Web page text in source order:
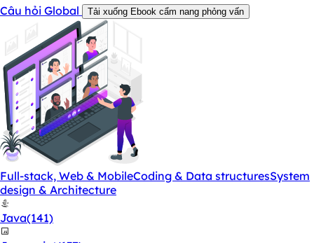
Câu hỏi Global
Tải xuống Ebook cẩm nang phỏng vấn
Full-stack, Web & MobileCoding & Data structuresSystem
design & Architecture
Java(141)